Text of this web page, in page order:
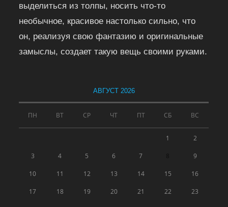
выделиться из толпы, носить что-то
необычное, красивое настолько сильно, что
он, реализуя свою фантазию и оригинальные
замыслы, создает такую вещь своими руками.
АВГУСТ 2026
ПН ВТ СР ЧТ ПТ СБ ВС
1 2
3 4 5 6 7 9
10 11 12 13 14 15 16
17 18 19 20 21 22 23